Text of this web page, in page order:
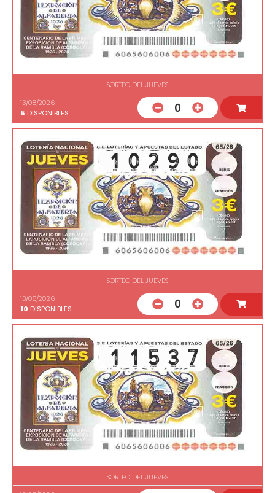
SORTEO DEL JUEVES
13/08/2026
5 DISPONIBLES 0
SORTEO DEL JUEVES
13/08/2026
10 DISPONIBLES 0
SORTEO DEL JUEVES